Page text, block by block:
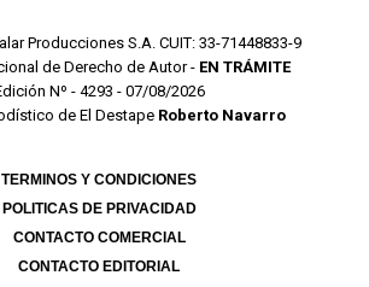
Producciones S.A. CUIT: 33-71448833-9
de Derecho de Autor - EN TRÁMITE
Nº - 4293 - 07/08/2026
de El Destape Roberto Navarro
TERMINOS Y CONDICIONES
POLITICAS DE PRIVACIDAD
CONTACTO COMERCIAL
CONTACTO EDITORIAL